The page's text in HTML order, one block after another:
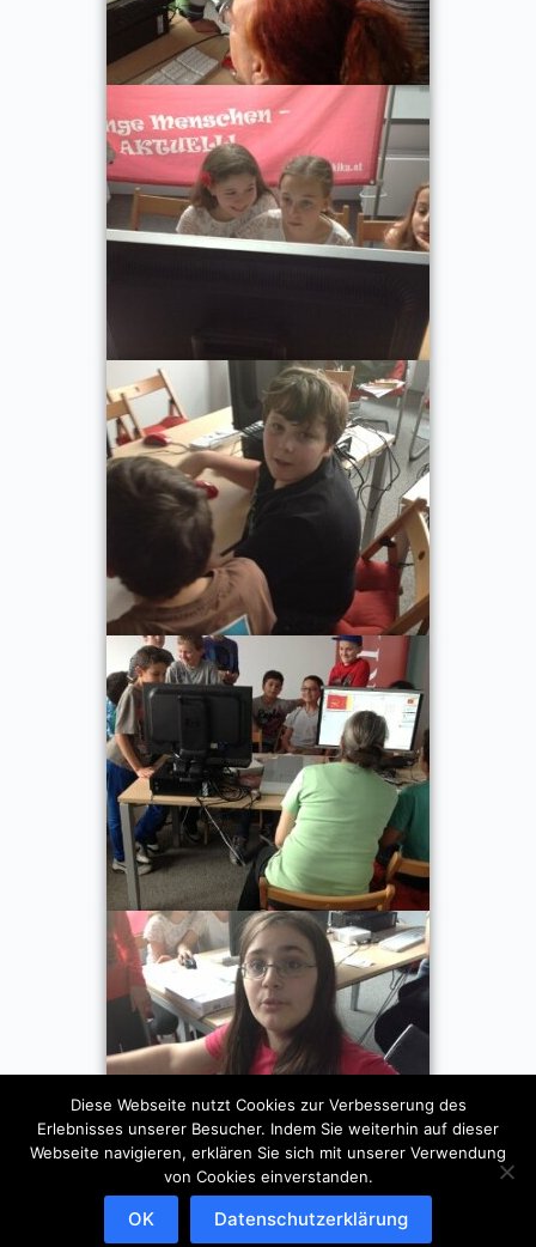
Diese Webseite nutzt Cookies zur Verbesserung des
Erlebnisses unserer Besucher. Indem Sie weiterhin auf dieser
Webseite navigieren, erklären Sie sich mit unserer Verwendung
von Cookies einverstanden.
OK Datenschutzerklärung